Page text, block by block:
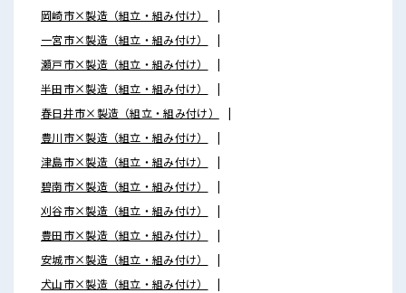
岡崎市×製造（組立・組み付け）
一宮市×製造（組立・組み付け）
瀬戸市×製造（組立・組み付け）
半田市×製造（組立・組み付け）
春日井市×製造（組立・組み付け）
豊川市×製造（組立・組み付け）
津島市×製造（組立・組み付け）
碧南市×製造（組立・組み付け）
刈谷市×製造（組立・組み付け）
豊田市×製造（組立・組み付け）
安城市×製造（組立・組み付け）
犬山市×製造（組立・組み付け）